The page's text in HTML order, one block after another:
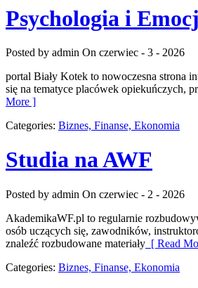
Psychologia i
Posted by admin On czerwiec - 3 - 2026
portal Biały Kotek to nowoczesna strona
się na tematyce placówek opiekuńczych,
More ]
Categories: Biznes, Finanse, Ekonomia
Studia na AWF
Posted by admin On czerwiec - 2 - 2026
AkademikaWF.pl to regularnie
osób uczących się, zawodników,
znaleźć rozbudowane materiały [ Read
Categories: Biznes, Finanse, Ekonomia